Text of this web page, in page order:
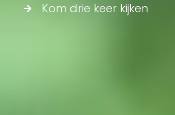
Kom drie keer kijken